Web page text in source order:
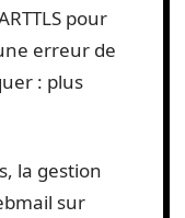
pour
erreur de
: plus
la gestion
sur